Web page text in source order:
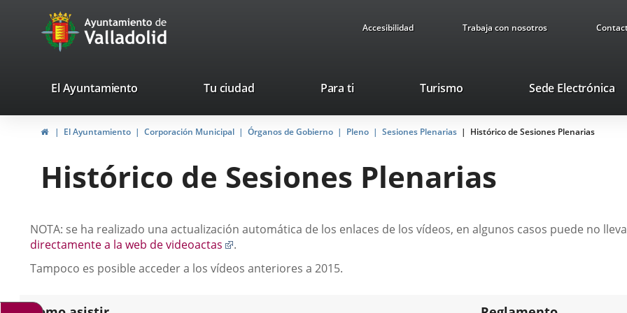
Portal
Web
Ayuntamiento
de
Accesibilidad Trabaja con nosotros
valladolid.es
El Ayuntamiento Tu ciudad Para ti TurismoEste
se
abrirá
una
ventana
Sede Electrónica
InicioEl Ayuntamiento Corporación Municipal Órganos de Gobierno Pleno Sesiones Plenarias Histórico de Sesiones Plenarias
Histórico de Sesiones Plenarias
Descripción
NOTA: se ha realizado una actualización automática de los enlaces de los vídeos, en algunos casos puede no
directamente a la web de videoactas
Enlace
una
.
Tampoco es posible acceder a los vídeos anteriores a 2015.